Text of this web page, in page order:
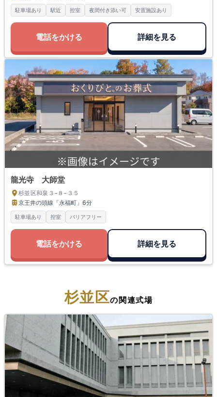
駐車場あり 駅近 控室 夜間付き添い可 安置施設あり
電話をかける 詳細を見る
龍光寺 大師堂
杉並区和泉３−８−３５
京王井の頭線「永福町」 6分
駐車場あり 控室 バリアフリー
電話をかける 詳細を見る
杉並区の関連式場